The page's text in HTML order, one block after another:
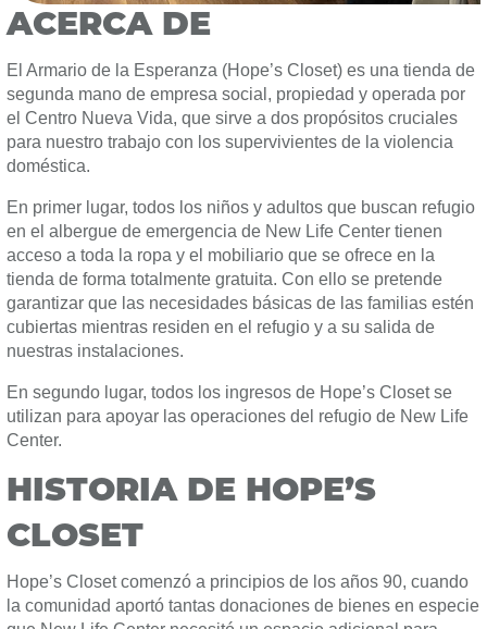
ACERCA DE
El Armario de la Esperanza (Hope’s Closet) es una tienda de
segunda mano de empresa social, propiedad y operada por
el Centro Nueva Vida, que sirve a dos propósitos cruciales
para nuestro trabajo con los supervivientes de la violencia
doméstica.
En primer lugar, todos los niños y adultos que buscan refugio
en el albergue de emergencia de New Life Center tienen
acceso a toda la ropa y el mobiliario que se ofrece en la
tienda de forma totalmente gratuita. Con ello se pretende
garantizar que las necesidades básicas de las familias estén
cubiertas mientras residen en el refugio y a su salida de
nuestras instalaciones.
En segundo lugar, todos los ingresos de Hope’s Closet se
utilizan para apoyar las operaciones del refugio de New Life
Center.
HISTORIA DE HOPE’S
CLOSET
Hope’s Closet comenzó a principios de los años 90, cuando
la comunidad aportó tantas donaciones de bienes en especie